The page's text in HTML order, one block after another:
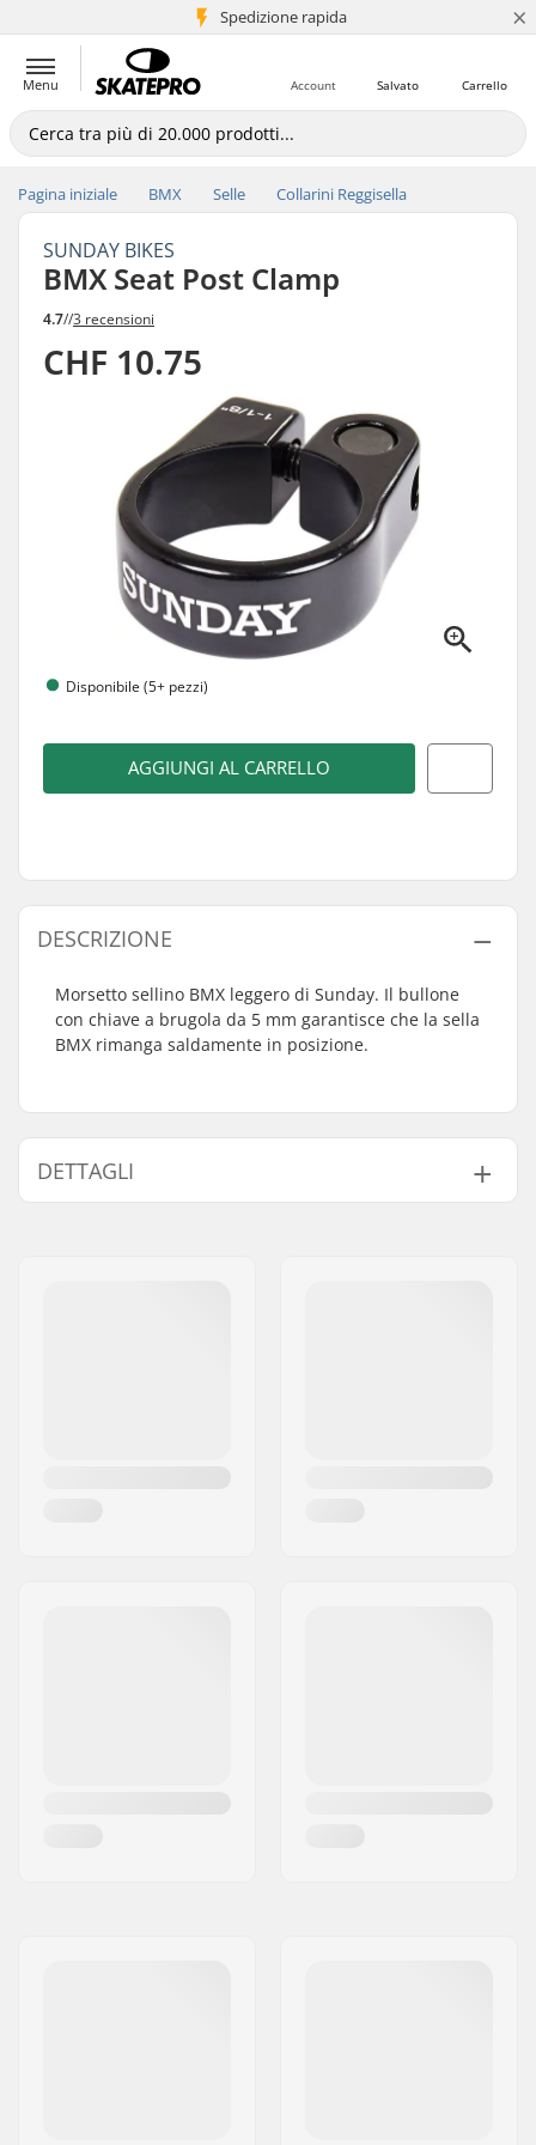
Spedizione rapida
+5 mln di clienti ×
Menu Carrello
Salvato
Account
Pagina iniziale BMX Selle Collarini Reggisella
SUNDAY BIKES
BMX Seat Post Clamp
4.7//3 recensioni
CHF 10.75
Disponibile (5+ pezzi)
AGGIUNGI AL CARRELLO
DESCRIZIONE
Morsetto sellino BMX leggero di Sunday. Il bullone
con chiave a brugola da 5 mm garantisce che la sella
BMX rimanga saldamente in posizione.
DETTAGLI